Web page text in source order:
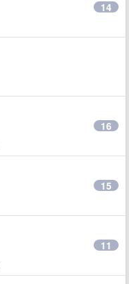
14
16
15
11